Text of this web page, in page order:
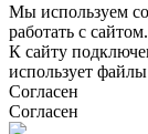
Мы используем
работать с сайтом.
К сайту
использует
Согласен
Согласен